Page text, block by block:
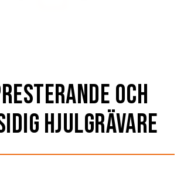
och
hjulgrävare